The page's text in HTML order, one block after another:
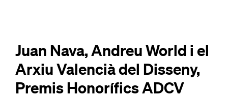
Juan Nava, Andreu World i el
Arxiu Valencià del Disseny,
Premis Honorífics ADCV